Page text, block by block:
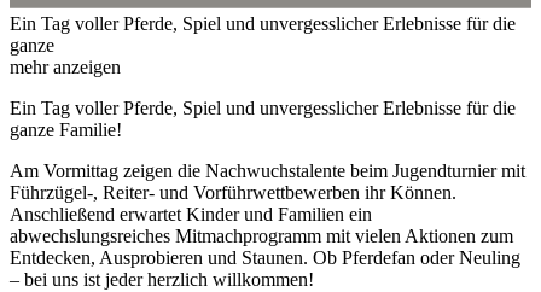
Ein Tag voller Pferde, Spiel und unvergesslicher Erlebnisse für die
ganze
mehr anzeigen
Ein Tag voller Pferde, Spiel und unvergesslicher Erlebnisse für die
ganze Familie!
Am Vormittag zeigen die Nachwuchstalente beim Jugendturnier mit
Führzügel-, Reiter- und Vorführwettbewerben ihr Können.
Anschließend erwartet Kinder und Familien ein
abwechslungsreiches Mitmachprogramm mit vielen Aktionen zum
Entdecken, Ausprobieren und Staunen. Ob Pferdefan oder Neuling
– bei uns ist jeder herzlich willkommen!